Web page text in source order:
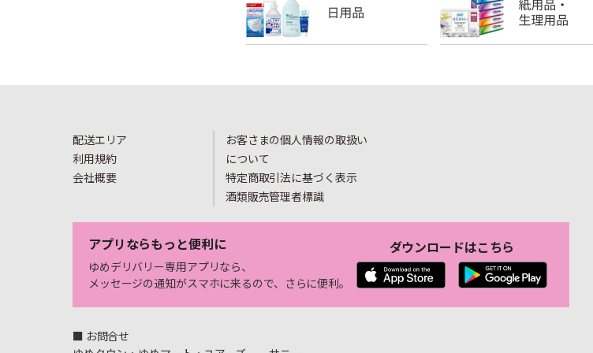
配送エリア
利用規約
会社概要
お客さまの個人情報の取扱い
について
特定商取引法に基づく表示
酒類販売管理者標識
アプリならもっと便利に
ゆめデリバリー専用アプリなら、
メッセージの通知がスマホに来るので、さらに便利。
ダウンロードはこちら
■ お問合せ